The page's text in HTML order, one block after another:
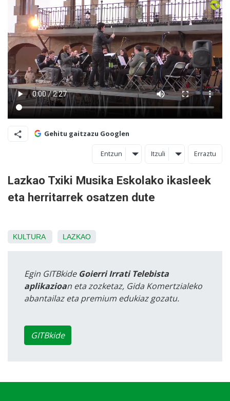
Gehitu gaitzazu Googlen
Entzun Itzuli Erraztu
Lazkao Txiki Musika Eskolako ikasleek
eta herritarrek osatzen dute
KULTURA LAZKAO
Egin GITBkide Goierri Irrati Telebista
aplikazioan eta zozketaz, Gida Komertzialeko
abantailaz eta premium edukiaz gozatu.
GITBkide